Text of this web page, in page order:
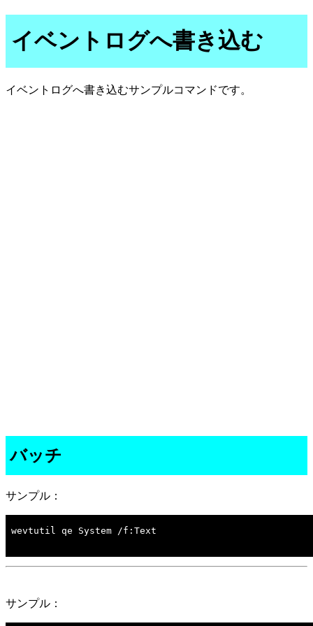
イベントログへ書き込む
イベントログへ書き込むサンプルコマンドです。
バッチ
サンプル：
wevtutil qe System /f:Text
サンプル：